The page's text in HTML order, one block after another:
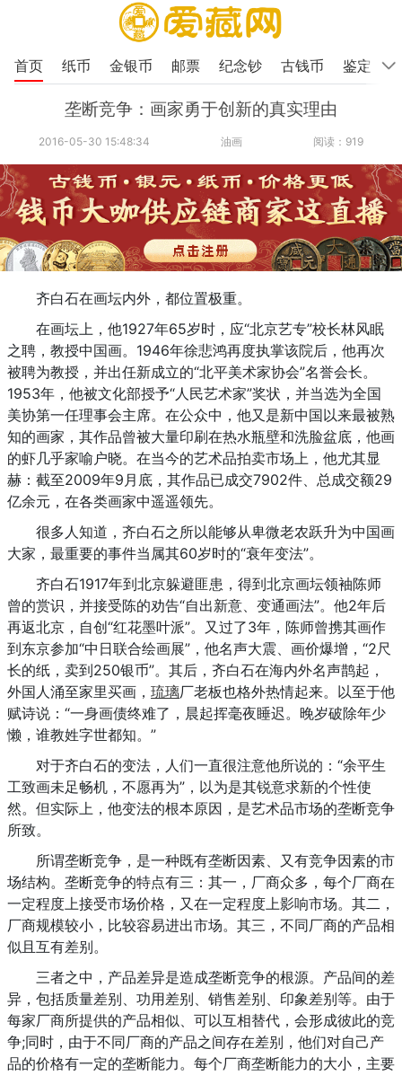
首页 纸币 金银币 邮票 纪念钞 古钱币 鉴定
垄断竞争：画家勇于创新的真实理由
2016-05-30 15:48:34 油画 阅读：919
齐白石在画坛内外，都位置极重。
在画坛上，他1927年65岁时，应“北京艺专”校长林风眠
之聘，教授中国画。1946年徐悲鸿再度执掌该院后，他再次
被聘为教授，并出任新成立的“北平美术家协会”名誉会长。
1953年，他被文化部授予“人民艺术家”奖状，并当选为全国
美协第一任理事会主席。在公众中，他又是新中国以来最被熟
知的画家，其作品曾被大量印刷在热水瓶壁和洗脸盆底，他画
的虾几乎家喻户晓。在当今的艺术品拍卖市场上，他尤其显
赫：截至2009年9月底，其作品已成交7902件、总成交额29
亿余元，在各类画家中遥遥领先。
很多人知道，齐白石之所以能够从卑微老农跃升为中国画
大家，最重要的事件当属其60岁时的“衰年变法”。
齐白石1917年到北京躲避匪患，得到北京画坛领袖陈师
曾的赏识，并接受陈的劝告“自出新意、变通画法”。他2年后
再返北京，自创“红花墨叶派”。又过了3年，陈师曾携其画作
到东京参加“中日联合绘画展”，他名声大震、画价爆增，“2尺
长的纸，卖到250银币”。其后，齐白石在海内外名声鹊起，
外国人涌至家里买画， 琉璃厂老板也格外热情起来。以至于他
赋诗说：“一身画债终难了，晨起挥毫夜睡迟。晚岁破除年少
懒，谁教姓字世都知。”
对于齐白石的变法，人们一直很注意他所说的：“余平生
工致画未足畅机，不愿再为”，以为是其锐意求新的个性使
然。但实际上，他变法的根本原因，是艺术品市场的垄断竞争
所致。
所谓垄断竞争，是一种既有垄断因素、又有竞争因素的市
场结构。垄断竞争的特点有三：其一，厂商众多，每个厂商在
一定程度上接受市场价格，又在一定程度上影响市场。其二，
厂商规模较小，比较容易进出市场。其三，不同厂商的产品相
似且互有差别。
三者之中，产品差异是造成垄断竞争的根源。产品间的差
异，包括质量差别、功用差别、销售差别、印象差别等。由于
每家厂商所提供的产品相似、可以互相替代，会形成彼此的竞
争;同时，由于不同厂商的产品之间存在差别，他们对自己产
品的价格有一定的垄断能力。每个厂商垄断能力的大小，主要